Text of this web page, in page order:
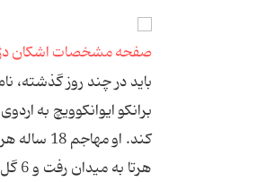
صفحه مشخصات اشکان
باید در چند روز گذشته،
برانكو ایوانكوویچ به
كند. او